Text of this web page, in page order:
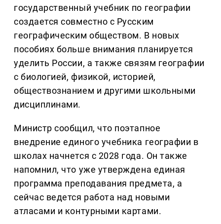
государственный учебник по географии
создается совместно с Русским
географическим обществом. В новых
пособиях больше внимания планируется
уделить России, а также связям географии
с биологией, физикой, историей,
обществознанием и другими школьными
дисциплинами.
Министр сообщил, что поэтапное
внедрение единого учебника географии в
школах начнется с 2028 года. Он также
напомнил, что уже утверждена единая
программа преподавания предмета, а
сейчас ведется работа над новыми
атласами и контурными картами.